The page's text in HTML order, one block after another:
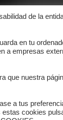
de la
en tu
a empresas
que nuestra
a tus
cookies